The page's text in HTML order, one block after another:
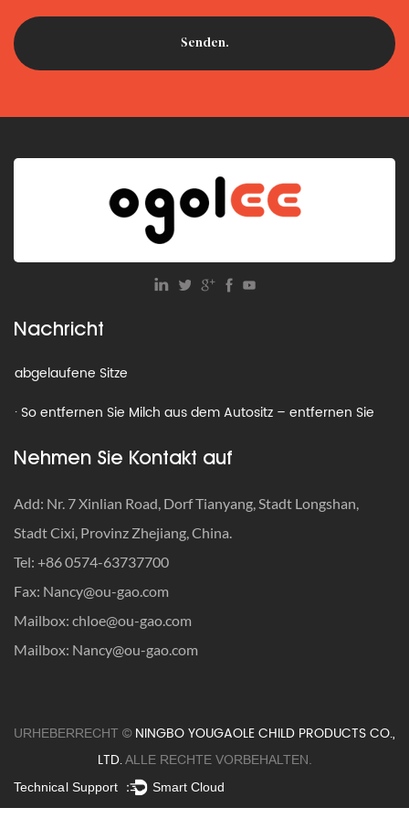
Nachricht
· So werden Sie alte Autositze los: Recyceln, spenden oder
wegwerfen?
abgelaufene Sitze
· So entfernen Sie Milch aus dem Autositz – entfernen Sie
· So reisen Sie mit einem Autositz: Der ultimative Leitfaden,
bei dem Sicherheit an erster Stelle steht
wegwerfen?
· Was ist die Gewichtsbeschränkung für einen Kindersitz?
· So entfernen Sie Milch aus dem Autositz – entfernen Sie
Gerüche und Flecken schnell
· Wann sollten Autositzgurte angepasst werden?
Nehmen Sie Kontakt auf
Add: Nr. 7 Xinlian Road, Dorf Tianyang, Stadt Longshan,
Stadt Cixi, Provinz Zhejiang, China.
Tel: +86 0574-63737700
Fax: Nancy@ou-gao.com
Mailbox: chloe@ou-gao.com
Mailbox: Nancy@ou-gao.com
URHEBERRECHT © NINGBO YOUGAOLE CHILD PRODUCTS CO.,
LTD. ALLE RECHTE VORBEHALTEN.
Technical Support ： Smart Cloud